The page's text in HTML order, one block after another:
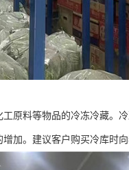
原料等物品的冷冻冷藏。
加。建议客户购买冷库时